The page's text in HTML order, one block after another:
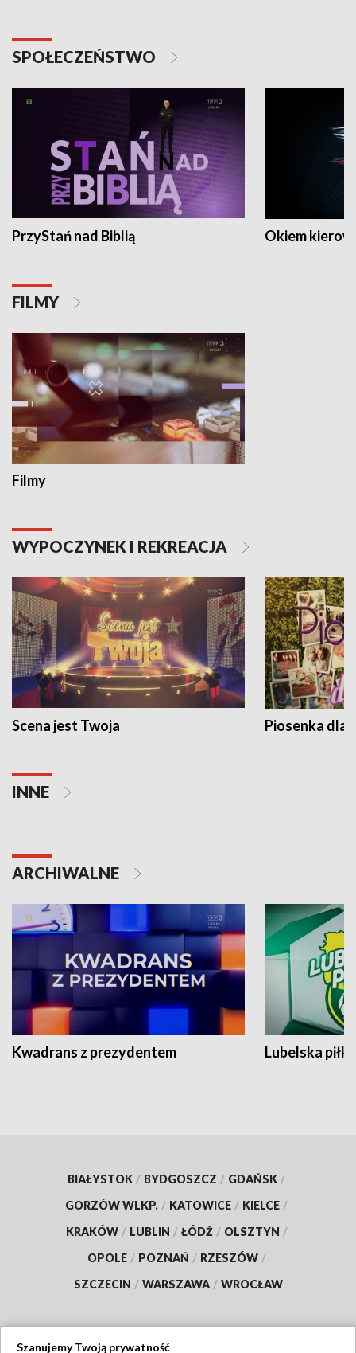
SPOŁECZEŃSTWO
PrzyStań nad Biblią Okiem
FILMY
Filmy
WYPOCZYNEK I REKREACJA
Scena jest Twoja Piosenka dla
INNE
ARCHIWALNE
Kwadrans z prezydentem Lubelska piłka
BIAŁYSTOK / BYDGOSZCZ / GDAŃSK /
GORZÓW WLKP. / KATOWICE / KIELCE /
KRAKÓW / LUBLIN / ŁÓDŹ / OLSZTYN /
OPOLE / POZNAŃ / RZESZÓW /
SZCZECIN / WARSZAWA / WROCŁAW
Szanujemy Twoją prywatność